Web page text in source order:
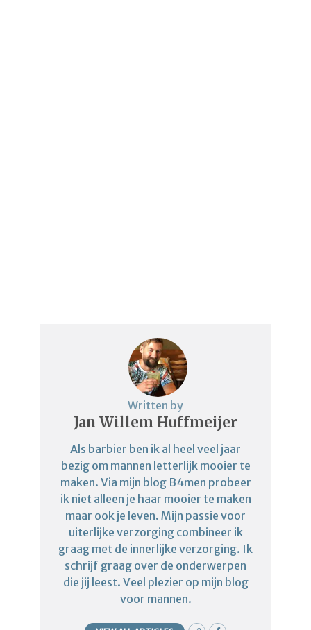
Written by
Jan Willem Huffmeijer
Als barbier ben ik al heel veel jaar
bezig om mannen letterlijk mooier te
maken. Via mijn blog B4men probeer
ik niet alleen je haar mooier te maken
maar ook je leven. Mijn passie voor
uiterlijke verzorging combineer ik
graag met de innerlijke verzorging. Ik
schrijf graag over de onderwerpen
die jij leest. Veel plezier op mijn blog
voor mannen.